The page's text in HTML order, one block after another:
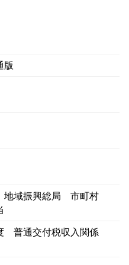
版
域振興総局 市町村
普通交付税収入関係